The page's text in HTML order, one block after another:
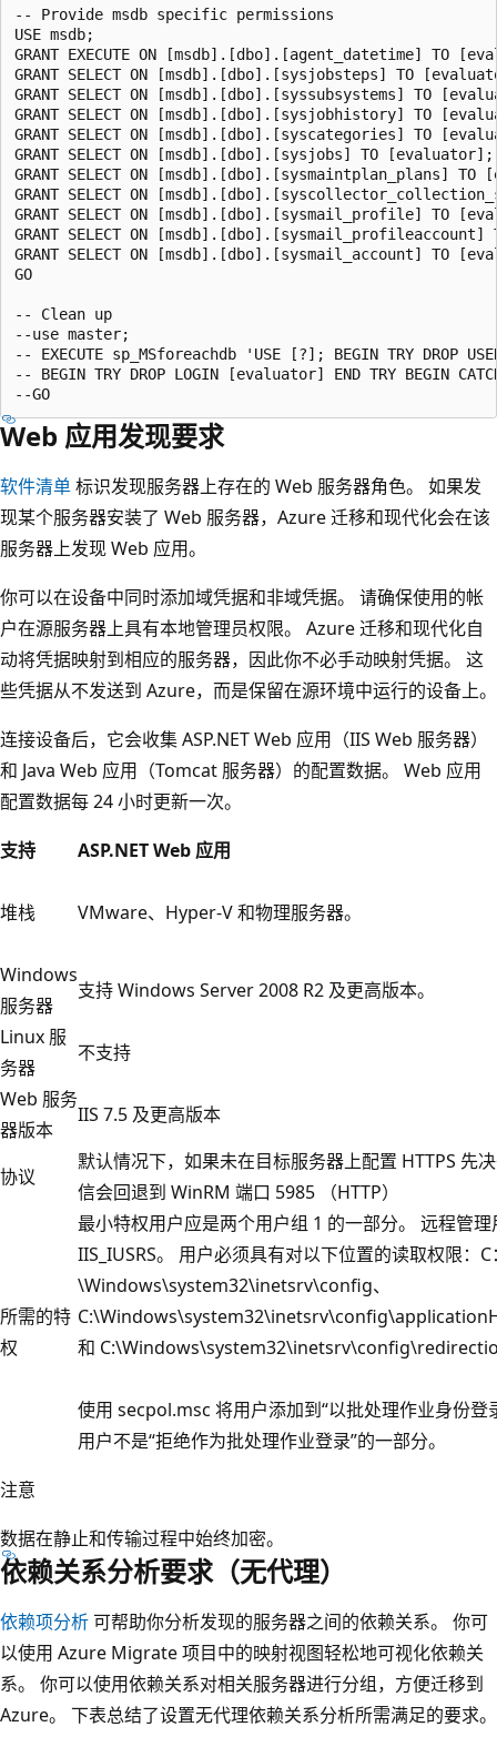
-- Provide msdb specific permissions
USE msdb;
GRANT EXECUTE ON [msdb].[dbo].[agent_datetime] TO
GRANT SELECT ON [msdb].[dbo].[sysjobsteps] TO
GRANT SELECT ON [msdb].[dbo].[syssubsystems] TO
GRANT SELECT ON [msdb].[dbo].[sysjobhistory] TO
GRANT SELECT ON [msdb].[dbo].[syscategories] TO
GRANT SELECT ON [msdb].[dbo].[sysjobs] TO [evaluator];
GRANT SELECT ON [msdb].[dbo].[sysmaintplan_plans]
GRANT SELECT ON
GRANT SELECT ON [msdb].[dbo].[sysmail_profile] TO
GRANT SELECT ON
GRANT SELECT ON [msdb].[dbo].[sysmail_account] TO
GO
-- Clean up
--use master;
-- EXECUTE sp_MSforeachdb 'USE [?]; BEGIN TRY DROP
-- BEGIN TRY DROP LOGIN [evaluator] END TRY BEGIN CATCH
Web 应用发现要求
软件清单标识发现服务器上存在的 Web 服务器角色。 如果发
现某个服务器安装了 Web 服务器，Azure 迁移和现代化会在该
服务器上发现 Web 应用。
你可以在设备中同时添加域凭据和非域凭据。 请确保使用的帐
户在源服务器上具有本地管理员权限。 Azure 迁移和现代化自
动将凭据映射到相应的服务器，因此你不必手动映射凭据。 这
些凭据从不发送到 Azure，而是保留在源环境中运行的设备上。
连接设备后，它会收集 ASP.NET Web 应用（IIS Web 服务器）
和 Java Web 应用（Tomcat 服务器）的配置数据。 Web 应用
配置数据每 24 小时更新一次。
支持
ASP.NET Web 应用
堆栈 VMware、Hyper-V 和物理服务器。
Windows
服务器
支持 Windows Server 2008 R2 及更高版本。
Linux 服
务器
不支持
Web 服务
器版本
IIS 7.5 及更高版本
协议
默认情况下，如果未在目标服务器上配置 HTTPS 先
信会回退到 WinRM 端口 5985 （HTTP）
所需的特
权
最小特权用户应是两个用户组 1 的一部分。 远程管理
IIS_IUSRS。 用户必须具有对以下位置的读取权限：C
\Windows\system32\inetsrv\config、
和
使用 secpol.msc 将用户添加到“以批处理作业身份登
用户不是“拒绝作为批处理作业登录”的一部分。
注意
数据在静止和传输过程中始终加密。
依赖关系分析要求（无代理）
依赖项分析可帮助你分析发现的服务器之间的依赖关系。 你可
以使用 Azure Migrate 项目中的映射视图轻松地可视化依赖关
系。 你可以使用依赖关系对相关服务器进行分组，方便迁移到
Azure。 下表总结了设置无代理依赖关系分析所需满足的要求。